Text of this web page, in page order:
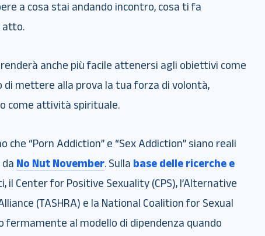
a cosa stai andando incontro, cosa ti fa
atto.
anche più facile attenersi agli obiettivi come
di mettere alla prova la tua forza di volontà,
come attività spirituale.
che “Porn Addiction” e “Sex Addiction” siano reali
No Nut November. Sulla base delle ricerche e
il Center for Positive Sexuality (CPS), l’Alternative
(TASHRA) e la National Coalition for Sexual
fermamente al modello di dipendenza quando